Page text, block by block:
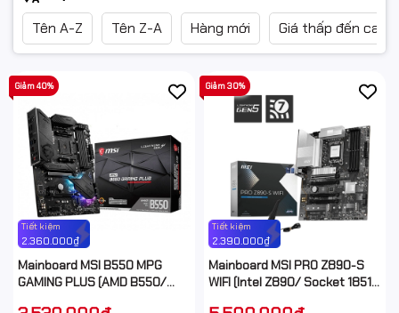
Tên A-Z Tên Z-A Hàng mới Giá thấp đến cao
Tiết kiệm
2.360.000₫
Giảm 40%
Mainboard MSI B550 MPG
GAMING PLUS (AMD B550/
Tiết kiệm
2.390.000₫
Giảm 30%
Mainboard MSI PRO Z890-S
WIFI (Intel Z890/ Socket 1851/